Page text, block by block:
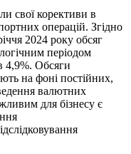
свої корективи в
операцій. Згідно
2024 року обсяг
періодом
4,9%. Обсяги
на фоні постійних,
валютних
для бізнесу є